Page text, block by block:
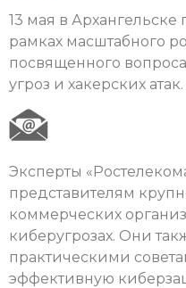
13 мая в
рамках масштабного
посвященного
угроз и хакерских атак.
Эксперты
представителям
коммерческих
киберугрозах. Они
практическими
эффективную